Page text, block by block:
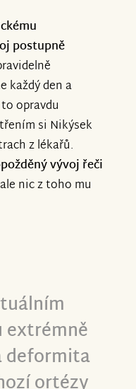
postupně
každý den a
opravdu
si Nikýsek
z lékařů.
vývoj řeči
nic z toho mu
extrémně
deformita